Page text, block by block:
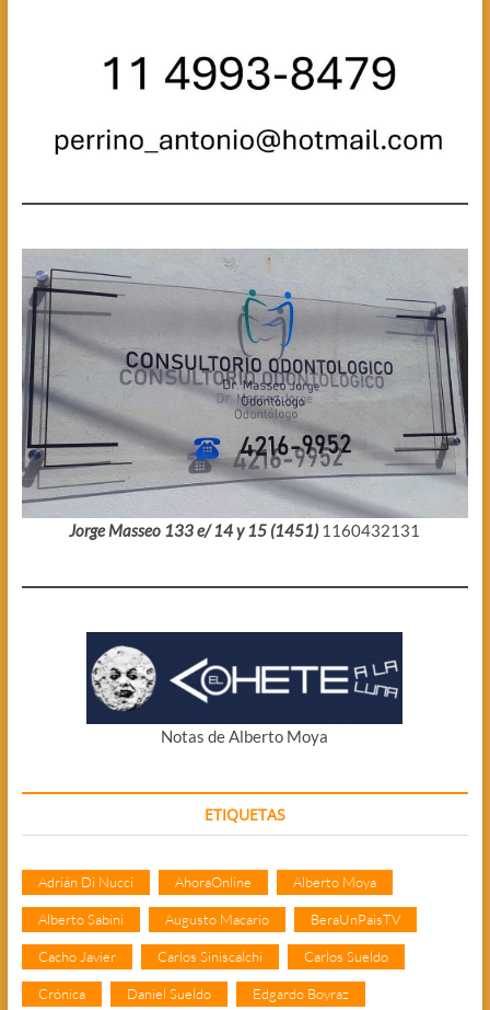
Jorge Masseo 133 e/ 14 y 15 (1451) 1160432131
Notas de Alberto Moya
ETIQUETAS
Adrián Di Nucci AhoraOnline Alberto Moya
Alberto Sabini Augusto Macario BeraUnPaisTV
Cacho Javier Carlos Siniscalchi Carlos Sueldo
Crónica Daniel Sueldo Edgardo Boyraz